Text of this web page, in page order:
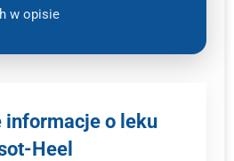
w opisie
informacje o leku
Heel